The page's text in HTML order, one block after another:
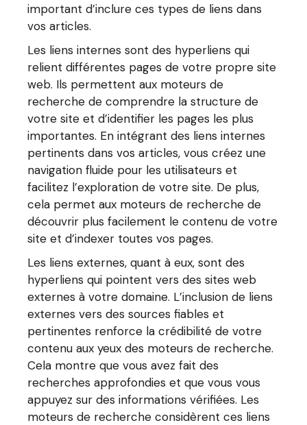
important d’inclure ces types de liens dans
vos articles.
Les liens internes sont des hyperliens qui
relient différentes pages de votre propre site
web. Ils permettent aux moteurs de
recherche de comprendre la structure de
votre site et d’identifier les pages les plus
importantes. En intégrant des liens internes
pertinents dans vos articles, vous créez une
navigation fluide pour les utilisateurs et
facilitez l’exploration de votre site. De plus,
cela permet aux moteurs de recherche de
découvrir plus facilement le contenu de votre
site et d’indexer toutes vos pages.
Les liens externes, quant à eux, sont des
hyperliens qui pointent vers des sites web
externes à votre domaine. L’inclusion de liens
externes vers des sources fiables et
pertinentes renforce la crédibilité de votre
contenu aux yeux des moteurs de recherche.
Cela montre que vous avez fait des
recherches approfondies et que vous vous
appuyez sur des informations vérifiées. Les
moteurs de recherche considèrent ces liens